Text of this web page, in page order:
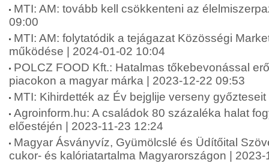
MTI: AM: tovább kell csökkenteni az
09:00
MTI: AM: folytatódik a tejágazat Közösségi
működése | 2024-01-02 10:04
POLCZ FOOD Kft.: Hatalmas tőkebevonással
piacokon a magyar márka | 2023-12-22 09:53
MTI: Kihirdették az Év bejglije verseny
Agroinform.hu: A családok 80 százaléka halat
előestéjén | 2023-11-23 12:24
Magyar Ásványvíz, Gyümölcslé és Üdítőital
cukor- és kalóriatartalma Magyarországon | 2023-